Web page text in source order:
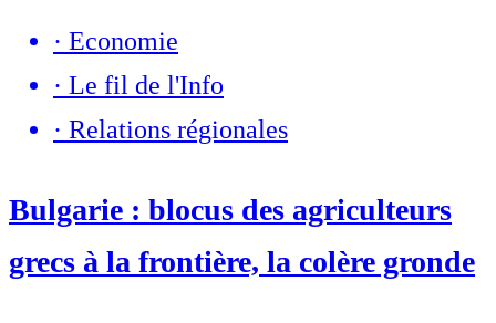
· Economie
· Le fil de l'Info
· Relations régionales
Bulgarie : blocus des agriculteurs
grecs à la frontière, la colère gronde